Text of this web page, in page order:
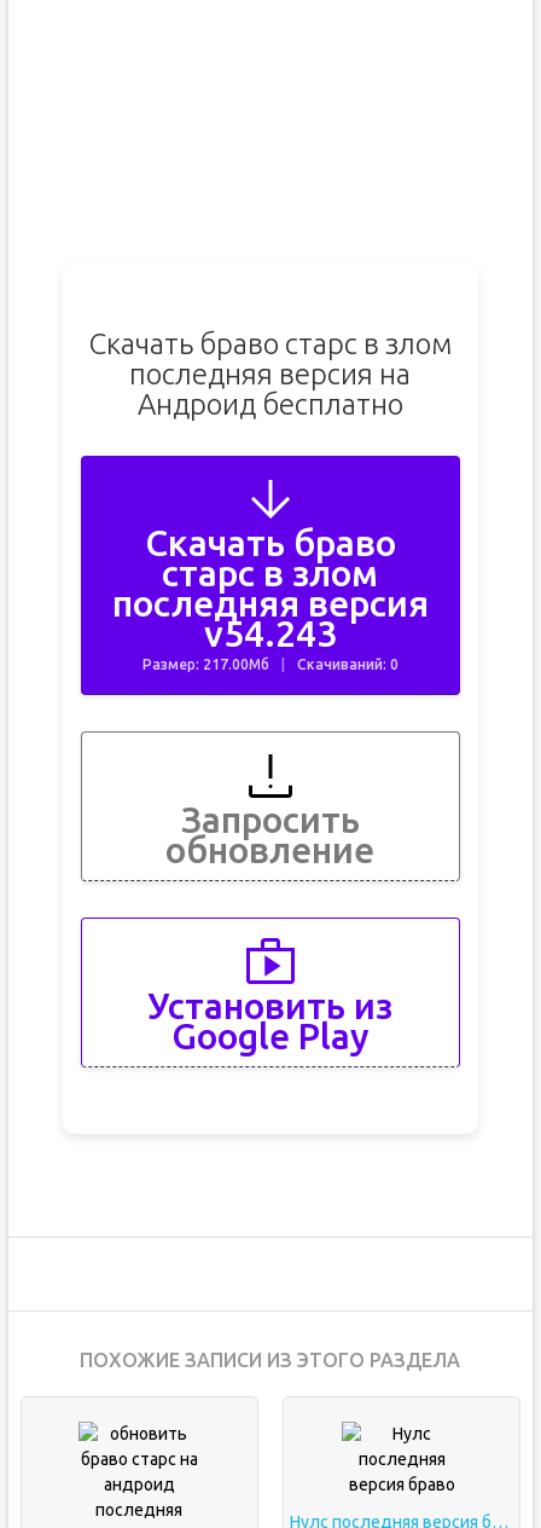
Скачать браво старс в злом
последняя версия на
Андроид бесплатно
Скачать браво
старс в злом
последняя версия
v54.243
Размер: 217.00Мб Скачиваний: 0
Запросить
обновление
Установить из
Google Play
ПОХОЖИЕ ЗАПИСИ ИЗ ЭТОГО РАЗДЕЛА
Нулс последняя версия браво